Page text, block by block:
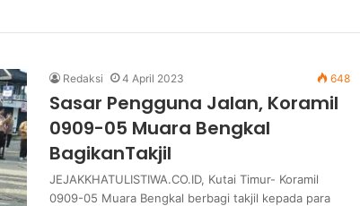
Redaksi 4 April 2023 648
Sasar Pengguna Jalan, Koramil
0909-05 Muara Bengkal
BagikanTakjil
JEJAKKHATULISTIWA.CO.ID, Kutai Timur- Koramil
0909-05 Muara Bengkal berbagi takjil kepada para